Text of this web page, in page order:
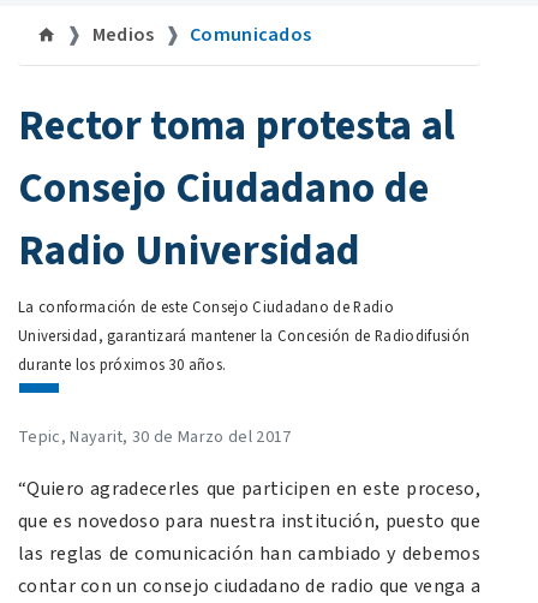
Medios Comunicados
Rector toma protesta al
Consejo Ciudadano de
Radio Universidad
La conformación de este Consejo Ciudadano de Radio
Universidad, garantizará mantener la Concesión de Radiodifusión
durante los próximos 30 años.
Tepic, Nayarit, 30 de Marzo del 2017
“Quiero agradecerles que participen en este proceso,
que es novedoso para nuestra institución, puesto que
las reglas de comunicación han cambiado y debemos
contar con un consejo ciudadano de radio que venga a